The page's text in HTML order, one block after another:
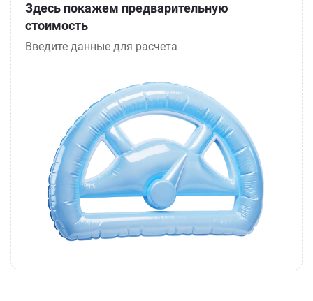
Здесь покажем предварительную
стоимость
Введите данные для расчета